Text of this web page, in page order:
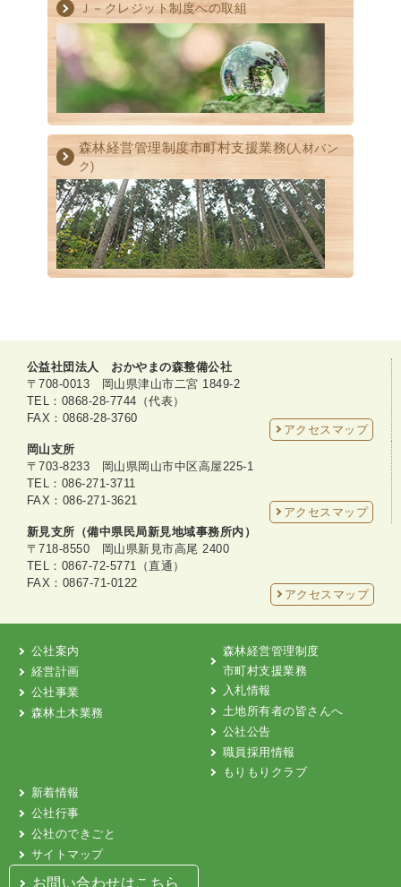
Ｊ－クレジット制度への取組
森林経営管理制度市町村支援業務(人材バン
ク)
公益社団法人 おかやまの森整備公社
〒708-0013 岡山県津山市二宮 1849-2
TEL：0868-28-7744（代表）
FAX：0868-28-3760
アクセスマップ
岡山支所
〒703-8233 岡山県岡山市中区高屋225-1
TEL：086-271-3711
FAX：086-271-3621
アクセスマップ
新見支所（備中県民局新見地域事務所内）
〒718-8550 岡山県新見市高尾 2400
TEL：0867-72-5771（直通）
FAX：0867-71-0122
アクセスマップ
公社案内
経営計画
公社事業
森林土木業務
森林経営管理制度
市町村支援業務
入札情報
土地所有者の皆さんへ
公社公告
職員採用情報
もりもりクラブ
新着情報
公社行事
公社のできごと
サイトマップ
お問い合わせはこちら